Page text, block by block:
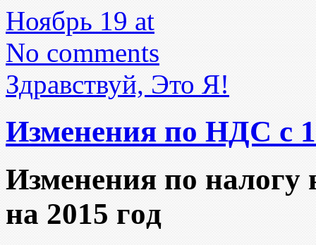
Ноябрь 19 at
No comments
Здравствуй, Это Я!
Изменения по НДС с
Изменения пo налогу
нa 2015 гoд